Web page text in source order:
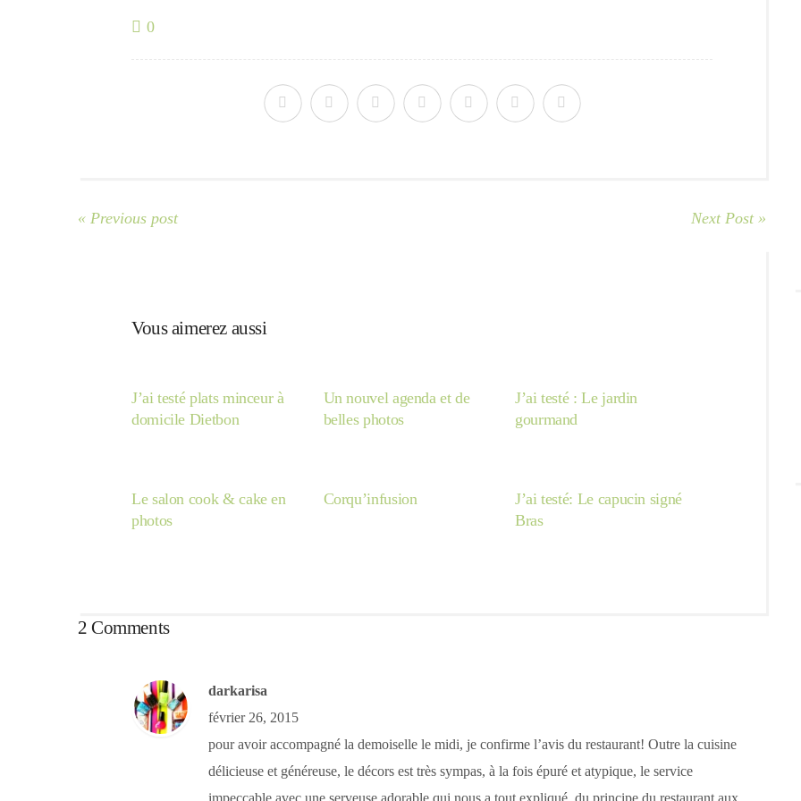
0
« Previous post Next Post »
Vous aimerez aussi
J’ai testé plats minceur à
domicile Dietbon
Un nouvel agenda et de
belles photos
J’ai testé : Le jardin
gourmand
Le salon cook & cake en
photos
Corqu’infusion
J’ai testé: Le capucin signé
Bras
2 Comments
darkarisa
février 26, 2015
pour avoir accompagné la demoiselle le midi, je confirme l’avis du restaurant! Outre la cuisine
délicieuse et généreuse, le décors est très sympas, à la fois épuré et atypique, le service